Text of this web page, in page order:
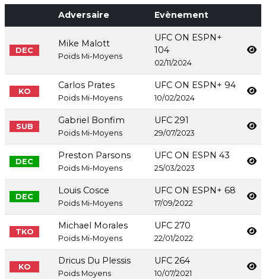
Adversaire Evènement
DEC
Mike Malott
Poids Mi-Moyens
UFC ON ESPN+
104
02/11/2024
KO
Carlos Prates
Poids Mi-Moyens
UFC ON ESPN+ 94
10/02/2024
SUB
Gabriel Bonfim
Poids Mi-Moyens
UFC 291
29/07/2023
DEC
Preston Parsons
Poids Mi-Moyens
UFC ON ESPN 43
25/03/2023
DEC
Louis Cosce
Poids Mi-Moyens
UFC ON ESPN+ 68
17/09/2022
TKO
Michael Morales
Poids Mi-Moyens
UFC 270
22/01/2022
KO
Dricus Du Plessis
Poids Moyens
UFC 264
10/07/2021